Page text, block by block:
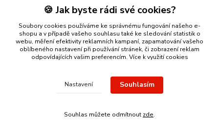
Facebook
Nákup zlatého šperku s jistotou a ke spokojenosti
nebo řetízek spolehlivý nápad na dárek.Stříbro Nikol
🍪 Jak byste rádi své cookies?
Soubory cookies používáme ke správnému fungování našeho e-
shopu a v případě vašeho souhlasu také ke sledování statistik o
webu, měření efektivity reklamních kampaní, zapamatování vašeho
oblíbeného nastavení při používání stránek, či zobrazení reklam
odpovídajících vašim preferencím. Více k využití cookies
Nastavení Souhlasím
Souhlas můžete odmítnout zde.